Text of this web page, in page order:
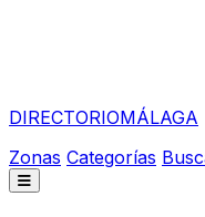
DIRECTORIOMÁLAGA
Zonas Categorías